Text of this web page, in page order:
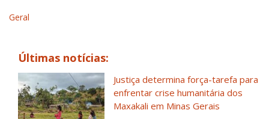
Geral
Últimas notícias:
Justiça determina força-tarefa para
enfrentar crise humanitária dos
Maxakali em Minas Gerais